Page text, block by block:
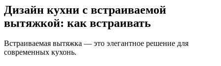
Дизайн кухни с встраиваемой
вытяжкой: как встраивать
Встраиваемая вытяжка — это элегантное решение для
современных кухонь.